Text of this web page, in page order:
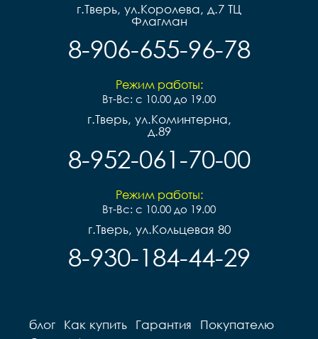
г.Тверь, ул.Королева, д.7 ТЦ
Флагман
8-906-655-96-78
Режим работы:
Вт-Вс: с 10.00 до 19.00
г.Тверь, ул.Коминтерна,
д.89
8-952-061-70-00
Режим работы:
Вт-Вс: с 10.00 до 19.00
г.Тверь, ул.Кольцевая 80
8-930-184-44-29
блог Как купить Гарантия
Покупателю